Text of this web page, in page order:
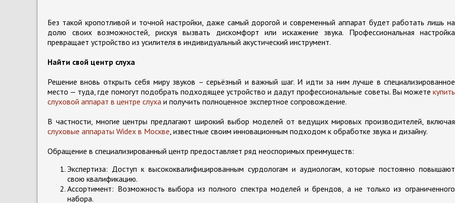
Без такой кропотливой и точной настройки, даже самый дорогой и современный аппарат будет работать лишь на
долю своих возможностей, рискуя вызвать дискомфорт или искажение звука. Профессиональная настройка
превращает устройство из усилителя в индивидуальный акустический инструмент.
Найти свой центр слуха
Решение вновь открыть себя миру звуков – серьёзный и важный шаг. И идти за ним лучше в специализированное
место — туда, где помогут подобрать подходящее устройство и дадут профессиональные советы. Вы можете купить
слуховой аппарат в центре слуха и получить полноценное экспертное сопровождение.
В частности, многие центры предлагают широкий выбор моделей от ведущих мировых производителей, включая
слуховые аппараты Widex в Москве , известные своим инновационным подходом к обработке звука и дизайну.
Обращение в специализированный центр предоставляет ряд неоспоримых преимуществ:
Экспертиза: Доступ к высококвалифицированным сурдологам и аудиологам, которые постоянно повышают
свою квалификацию.
Ассортимент: Возможность выбора из полного спектра моделей и брендов, а не только из ограниченного
набора.